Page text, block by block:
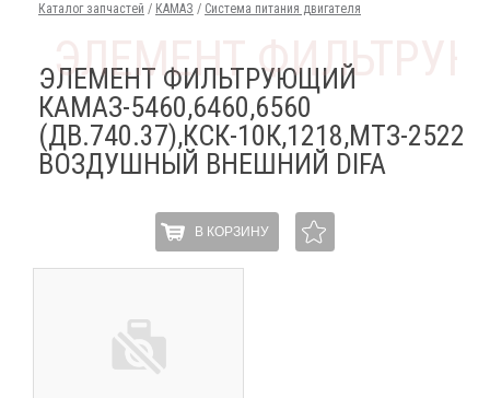
Каталог запчастей / КАМАЗ / Система питания двигателя
ЭЛЕМЕНТ ФИЛЬТРУЮЩИЙ
КАМАЗ-5460,6460,6560
(ДВ.740.37),КСК-10К,1218,МТЗ-2522
ВОЗДУШНЫЙ ВНЕШНИЙ DIFA
В КОРЗИНУ